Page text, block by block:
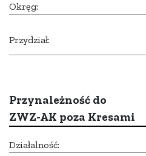
Okręg:
Przydział:
Przynależność do
ZWZ-AK poza Kresami
Działalność: